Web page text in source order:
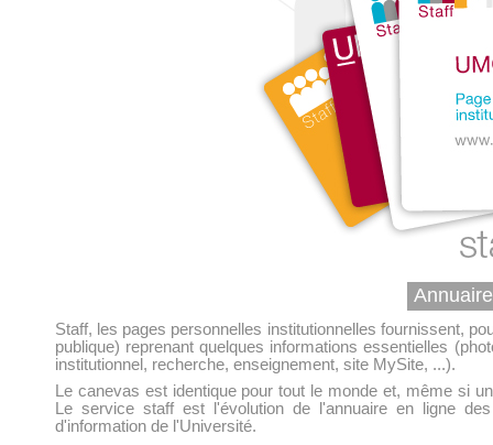
Annuaire
Staff, les pages personnelles institutionnelles fournissent,
publique) reprenant quelques informations essentielles
institutionnel, recherche, enseignement, site MySite, ...).
Le canevas est identique pour tout le monde et, même si
Le service staff est l'évolution de l'annuaire en ligne
d'information de l'Université.